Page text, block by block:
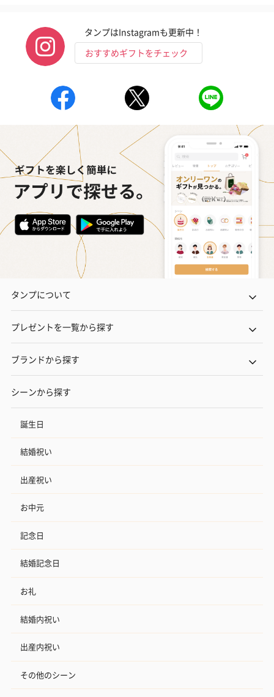
キャンドル・お香を同梱してお届けいたします。
フラッグカプセル：イ
ンセンススティック
（END）（880円）
フラッグカプセル：イ
ンセンススティック
（St.OSMANTHUS）
（880円）
ショートイン
（GRAPE
（880円）
お酒を同梱してお届けいたします。
※20歳未満の方への酒類の販売はいたしません。
プレミアムビール イネ
ディット（712円）
酒（655円）
ブラック１２
おつまみ・その他
お酒にぴったりのおつまみ・サプリを同梱してお届けいたしま
いぶりがっことチーズ
のオイル漬（981円）
のオイル漬（塩麹&レモ
円）
タンプはInstagramも更新中！
おすすめギフトをチェック
タンプについて
プレゼントを一覧から探す
ブランドから探す
シーンから探す
誕生日
結婚祝い
出産祝い
お中元
記念日
結婚記念日
お礼
結婚内祝い
出産内祝い
その他のシーン